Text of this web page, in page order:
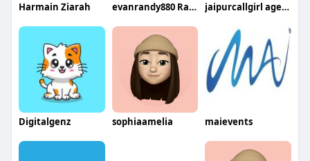
Harmain Ziarah evanrandy880 Randy jaipurcallgirl agency
Digitalgenz sophiaamelia maievents